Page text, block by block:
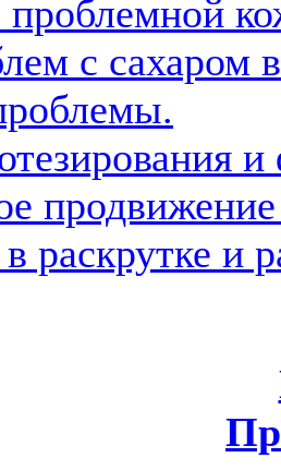
проблемной
с сахаром
и
раскрутке и